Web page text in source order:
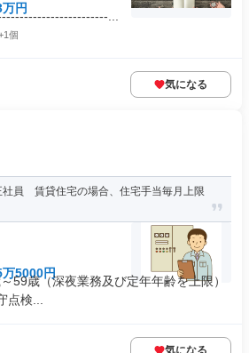
円
...
個
気になる
社員 賃貸住宅の場合、住宅手当毎月上限
5000円
59歳（深夜業務及び定年年齢を上限）
検...
気になる